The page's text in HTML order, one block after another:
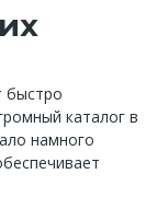
быстро
каталог в
намного